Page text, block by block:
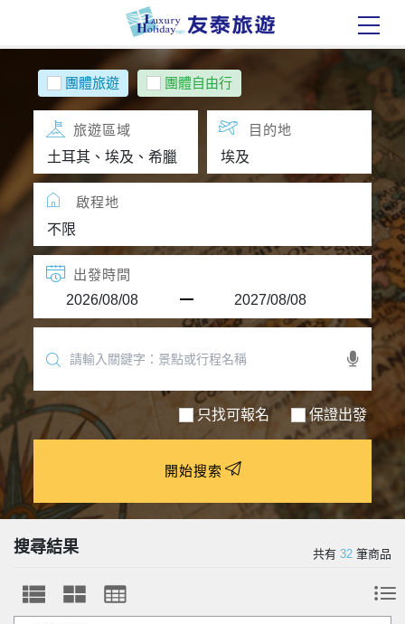
團體旅遊 團體自由行
旅遊區域 目的地
啟程地
出發時間
只找可報名 保證出發
開始搜索
搜尋結果 共有 32 筆商品